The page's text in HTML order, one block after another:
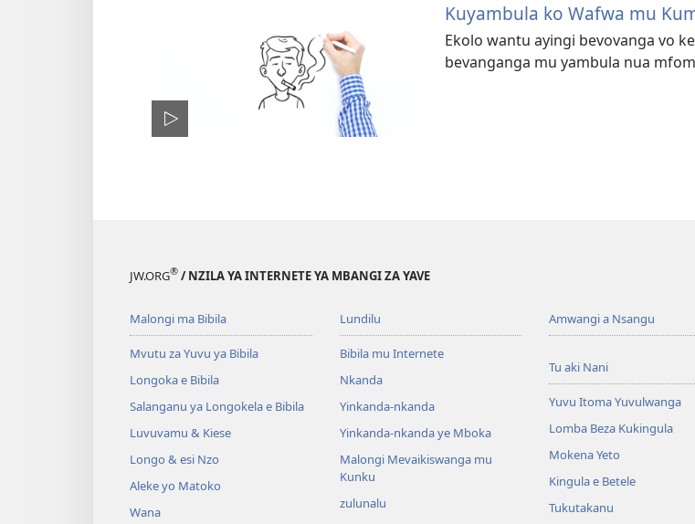
Kuyambula ko Wafwa mu
Ekolo wantu ayingi bevovanga vo
bevanganga mu yambula nua
JW.ORG® / NZILA YA INTERNETE YA MBANGI ZA YAVE
Malongi ma Bibila
Mvutu za Yuvu ya Bibila
Longoka e Bibila
Salanganu ya Longokela e Bibila
Luvuvamu & Kiese
Longo & esi Nzo
Aleke yo Matoko
Wana
Lundilu
Bibila mu Internete
Nkanda
Yinkanda-nkanda
Yinkanda-nkanda ye Mboka
Malongi Mevaikiswanga mu
Kunku
zulunalu
Amwangi a Nsangu
Tu aki Nani
Yuvu Itoma Yuvulwanga
Lomba Beza Kukingula
Mokena Yeto
Kingula e Betele
Tukutakanu